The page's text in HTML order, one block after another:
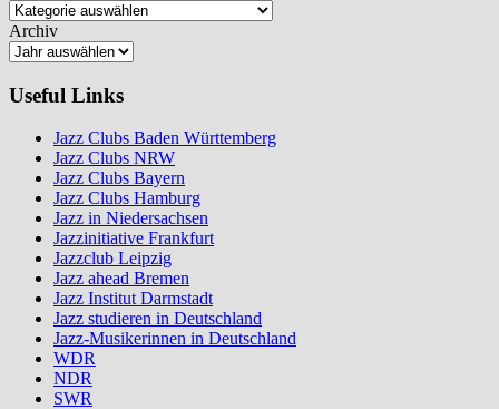
Archiv
Useful Links
Jazz Clubs Baden Württemberg
Jazz Clubs NRW
Jazz Clubs Bayern
Jazz Clubs Hamburg
Jazz in Niedersachsen
Jazzinitiative Frankfurt
Jazzclub Leipzig
Jazz ahead Bremen
Jazz Institut Darmstadt
Jazz studieren in Deutschland
Jazz-Musikerinnen in Deutschland
WDR
NDR
SWR